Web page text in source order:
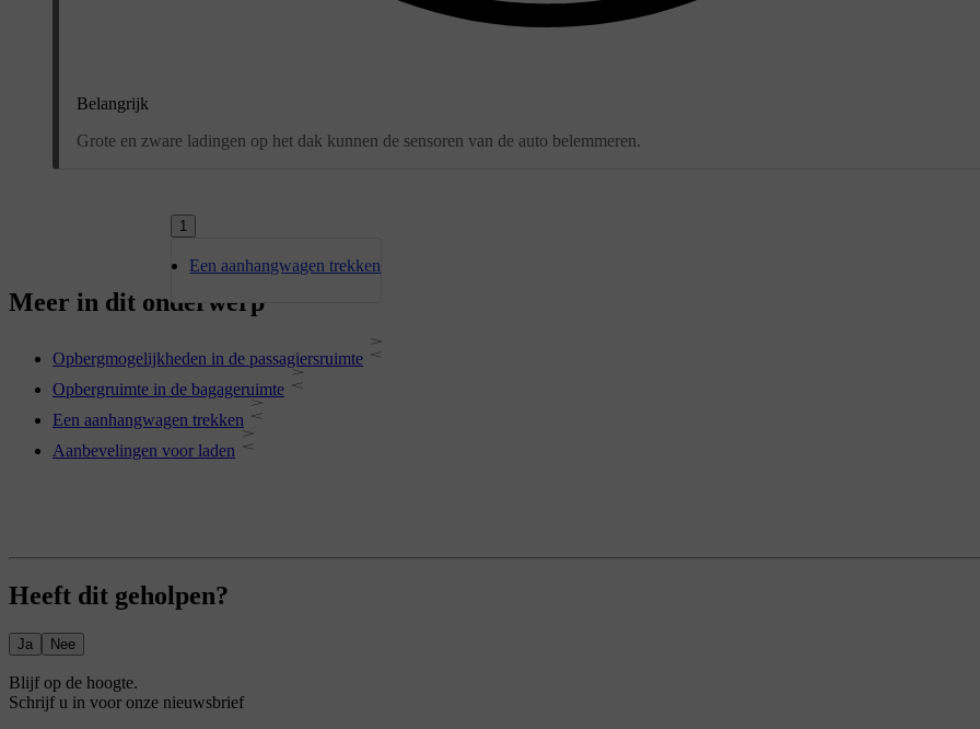
1
Een aanhangwagen trekken
Belangrijk
Grote en zware ladingen op het dak kunnen de sensoren van de auto belemmeren.
Meer in dit onderwerp
Opbergmogelijkheden in de passagiersruimte
Opbergruimte in de bagageruimte
Een aanhangwagen trekken
Aanbevelingen voor laden
Heeft dit geholpen?
Ja Nee